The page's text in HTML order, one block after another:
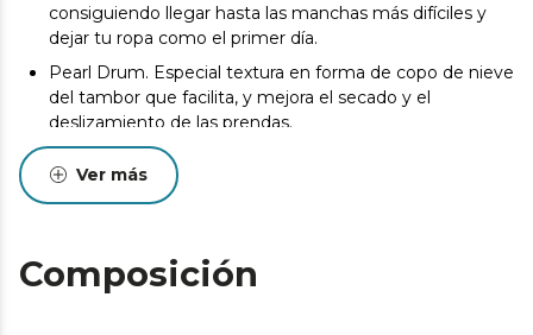
consiguiendo llegar hasta las manchas más difíciles y
dejar tu ropa como el primer día.
Pearl Drum. Especial textura en forma de copo de nieve
del tambor que facilita, y mejora el secado y el
deslizamiento de las prendas.
Delay Start. Programa la hora a la que quieres que
termine tu lavadora. Planifica tu lavado para que
empiece en el momento del día que más se adapte a
Drum Clean. El tambor se limpia solo para evitar la
acumulación de bacterias. Libre de suciedad y malos
Ver más
Composición